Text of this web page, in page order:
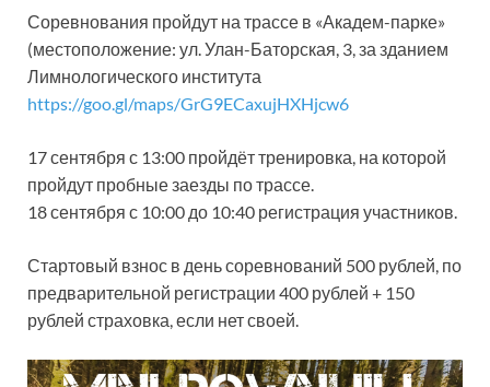
Соревнования пройдут на трассе в «Академ-парке»
(местоположение: ул. Улан-Баторская, 3, за зданием
Лимнологического института
https://goo.gl/maps/GrG9ECaxujHXHjcw6
17 сентября с 13:00 пройдёт тренировка, на которой
пройдут пробные заезды по трассе.
18 сентября с 10:00 до 10:40 регистрация участников.
Стартовый взнос в день соревнований 500 рублей, по
предварительной регистрации 400 рублей + 150
рублей страховка, если нет своей.